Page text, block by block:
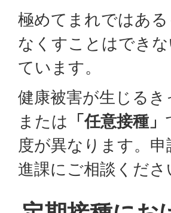
極めてまれではあ
なくすことはでき
ています。
健康被害が生じる
または 「任意接種」
度が異なります。
進課にご相談くださ